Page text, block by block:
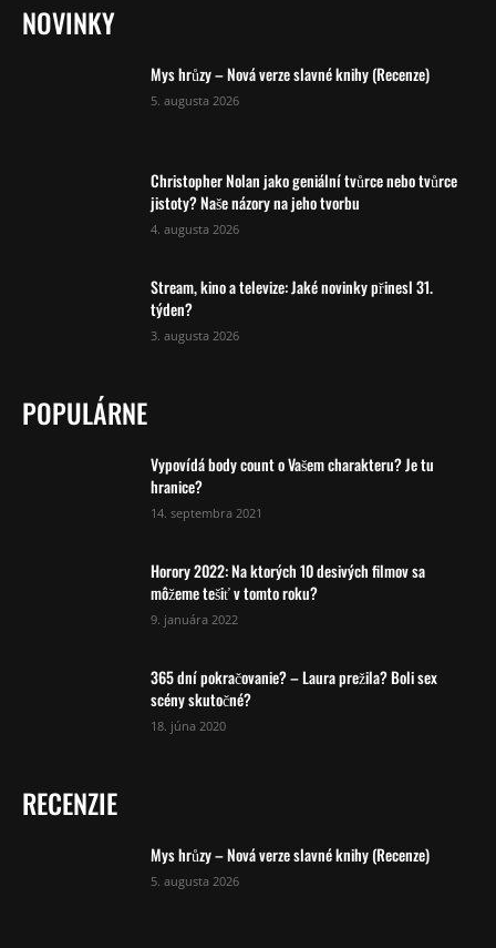
NOVINKY
Mys hrůzy – Nová verze slavné knihy (Recenze)
5. augusta 2026
Christopher Nolan jako geniální tvůrce nebo tvůrce
jistoty? Naše názory na jeho tvorbu
4. augusta 2026
Stream, kino a televize: Jaké novinky přinesl 31.
týden?
3. augusta 2026
POPULÁRNE
Vypovídá body count o Vašem charakteru? Je tu
hranice?
14. septembra 2021
Horory 2022: Na ktorých 10 desivých filmov sa
môžeme tešiť v tomto roku?
9. januára 2022
365 dní pokračovanie? – Laura prežila? Boli sex
scény skutočné?
18. júna 2020
RECENZIE
Mys hrůzy – Nová verze slavné knihy (Recenze)
5. augusta 2026